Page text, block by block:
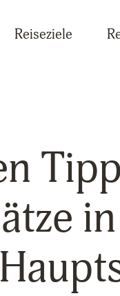
Reiseziele